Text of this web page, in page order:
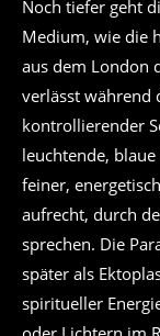
Noch tiefer geht
Medium, wie die
aus dem London
verlässt während
kontrollierender
leuchtende,
feiner,
aufrecht, durch
sprechen. Die
später als
spiritueller